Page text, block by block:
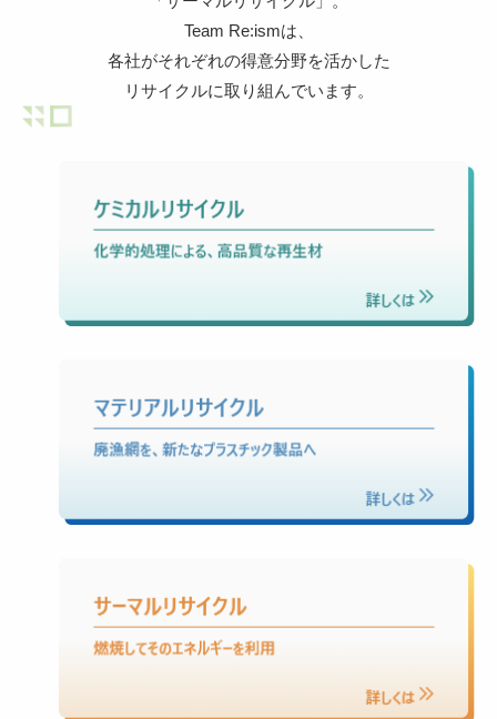
Team Re:ismは、
各社がそれぞれの得意分野を活かした
リサイクルに取り組んでいます。